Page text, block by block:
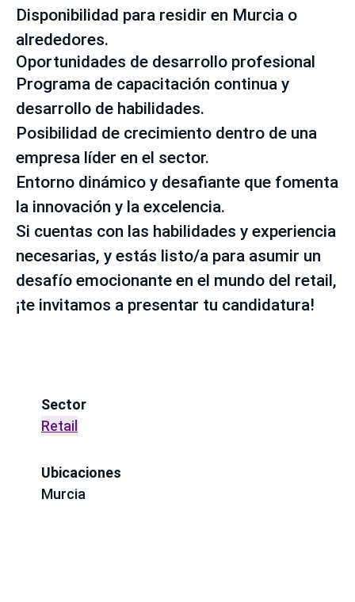
Disponibilidad para residir en Murcia o
alrededores.
Oportunidades de desarrollo profesional
Programa de capacitación continua y
desarrollo de habilidades.
Posibilidad de crecimiento dentro de una
empresa líder en el sector.
Entorno dinámico y desafiante que fomenta
la innovación y la excelencia.
Si cuentas con las habilidades y experiencia
necesarias, y estás listo/a para asumir un
desafío emocionante en el mundo del retail,
¡te invitamos a presentar tu candidatura!
Sector
Retail
Ubicaciones
Murcia